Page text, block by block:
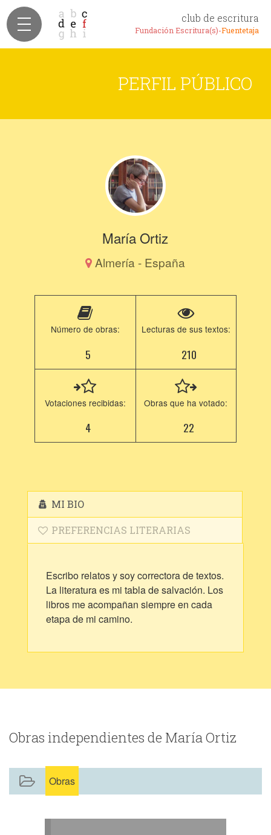
club de escritura
Fundación Escritura(s)-Fuentetaja
PERFIL PÚBLICO
María Ortiz
Almería - España
Número de obras:
5
Lecturas de sus textos:
210
Votaciones recibidas:
4
Obras que ha votado:
22
MI BIO
PREFERENCIAS LITERARIAS
Escribo relatos y soy correctora de textos.
La literatura es mi tabla de salvación. Los
libros me acompañan siempre en cada
etapa de mi camino.
Obras independientes de María Ortiz
Obras